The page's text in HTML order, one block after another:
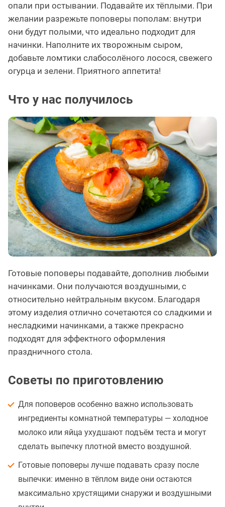
опали при остывании. Подавайте их тёплыми. При
желании разрежьте поповеры пополам: внутри
они будут полыми, что идеально подходит для
начинки. Наполните их творожным сыром,
добавьте ломтики слабосолёного лосося, свежего
огурца и зелени. Приятного аппетита!
Что у нас получилось
Готовые поповеры подавайте, дополнив любыми
начинками. Они получаются воздушными, с
относительно нейтральным вкусом. Благодаря
этому изделия отлично сочетаются со сладкими и
несладкими начинками, а также прекрасно
подходят для эффектного оформления
праздничного стола.
Советы по приготовлению
Для поповеров особенно важно использовать
ингредиенты комнатной температуры — холодное
молоко или яйца ухудшают подъём теста и могут
сделать выпечку плотной вместо воздушной.
Готовые поповеры лучше подавать сразу после
выпечки: именно в тёплом виде они остаются
максимально хрустящими снаружи и воздушными